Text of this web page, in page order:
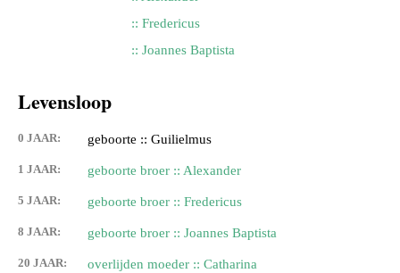
:: Fredericus
:: Joannes Baptista
Levensloop
0 JAAR: geboorte :: Guilielmus
1 JAAR: geboorte broer :: Alexander
5 JAAR: geboorte broer :: Fredericus
8 JAAR: geboorte broer :: Joannes Baptista
20 JAAR: overlijden moeder :: Catharina